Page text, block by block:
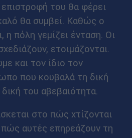
του θα φέρει
θα συμβεί. Καθώς ο
η πόλη γεμίζει ένταση. Οι
ετοιμάζονται.
και τον ίδιο τον
που κουβαλά τη δική
του αβεβαιότητα.
στο πώς χτίζονται
πώς αυτές επηρεάζουν τη